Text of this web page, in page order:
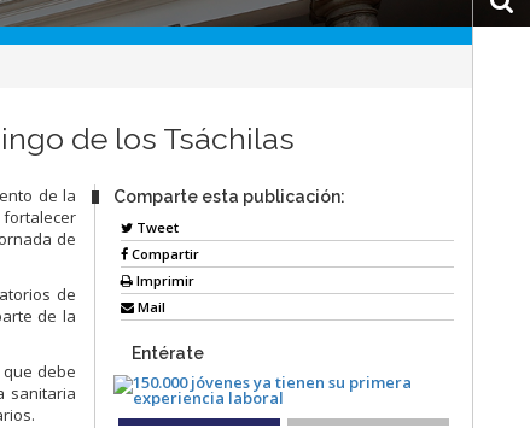
de los Tsáchilas
de la
fortalecer
de
de
de la
que debe
sanitaria
Comparte esta publicación:
Tweet
Compartir
Imprimir
Mail
Entérate